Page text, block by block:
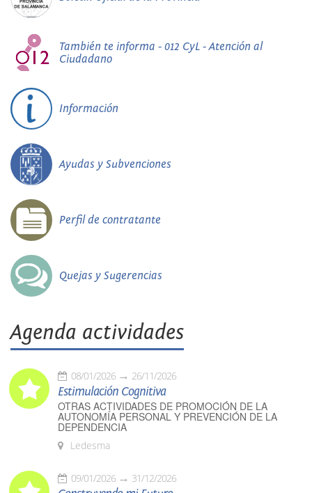
También te informa - 012 CyL - Atención al
Ciudadano
Información
Ayudas y Subvenciones
Perfil de contratante
Quejas y Sugerencias
Agenda actividades
08/01/2026 26/11/2026
Estimulación Cognitiva
OTRAS ACTIVIDADES DE PROMOCIÓN DE LA
AUTONOMÍA PERSONAL Y PREVENCIÓN DE LA
DEPENDENCIA
Ledesma
09/01/2026 31/12/2026